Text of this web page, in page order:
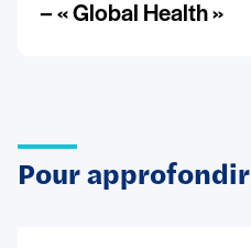
– « Global Health »
Pour approfondir